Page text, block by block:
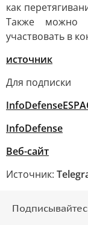
как
Также можно
участвовать в
источник
Для подписки
InfoDefense
Веб-сайт
Источник: